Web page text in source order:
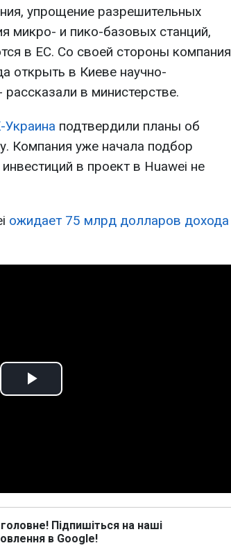
упрощение разрешительных
микро- и пико-базовых станций,
в ЕС. Со своей стороны компания
открыть в Киеве научно-
в министерстве.
подтвердили планы об
Компания уже начала подбор
в проект в Huawei не
ожидает 75 млрд долларов дохода
Play
Підпишіться на наші
в Google!